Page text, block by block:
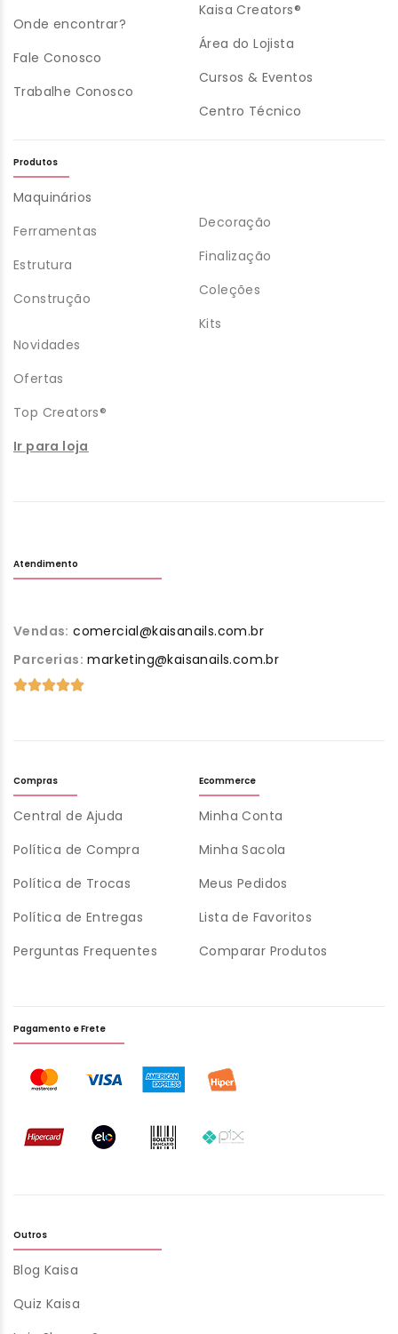
Onde encontrar?
Fale Conosco
Trabalhe Conosco
Kaisa Creators®
Área do Lojista
Cursos & Eventos
Centro Técnico
Produtos
Maquinários
Ferramentas
Estrutura
Construção
Decoração
Finalização
Coleções
Kits
Novidades
Ofertas
Top Creators®
Ir para loja
Atendimento
Vendas: comercial@kaisanails.com.br
Parcerias: marketing@kaisanails.com.br
Compras
Central de Ajuda
Política de Compra
Política de Trocas
Política de Entregas
Perguntas Frequentes
Ecommerce
Minha Conta
Minha Sacola
Meus Pedidos
Lista de Favoritos
Comparar Produtos
Outros
Blog Kaisa
Quiz Kaisa
Pagamento e Frete